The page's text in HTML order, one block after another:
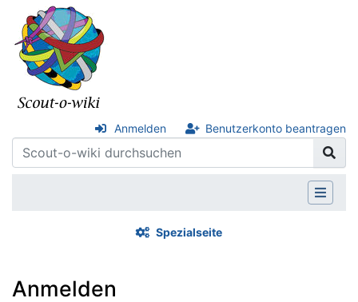
Anmelden Benutzerkonto beantragen
Spezialseite
Anmelden